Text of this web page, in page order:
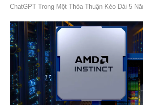
ChatGPT Trong Một Thỏa Thuận Kéo Dài 5